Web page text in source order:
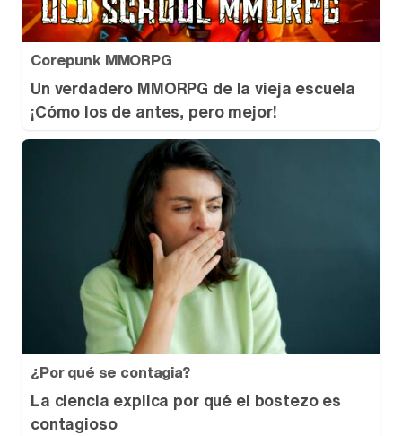
Canción ganadora de Eurovisión 2026: DARA con "Bangaranga" por Bulgaria
Corepunk MMORPG
Un verdadero MMORPG de la vieja escuela
¡Cómo los de antes, pero mejor!
¿Por qué se contagia?
La ciencia explica por qué el bostezo es
contagioso